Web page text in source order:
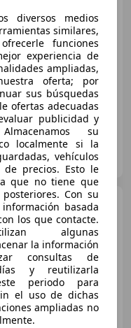
comparación
66 kW (90 CV)
Yaris 1.4D-4D Active
precio
66 kW (90 CV)
diversos medios
similares,
funciones
experiencia de
ampliadas,
oferta; por
sus búsquedas
ofertas adecuadas
publicidad y
su
localmente si la
vehículos
precios. Esto le
que no tiene que
Con su
basada
los que contacte.
algunas
la información
consultas de
y reutilizarla
periodo para
el uso de dichas
ampliadas no